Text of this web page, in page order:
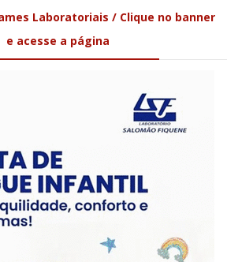
Laboratoriais / Clique no banner
e acesse a página